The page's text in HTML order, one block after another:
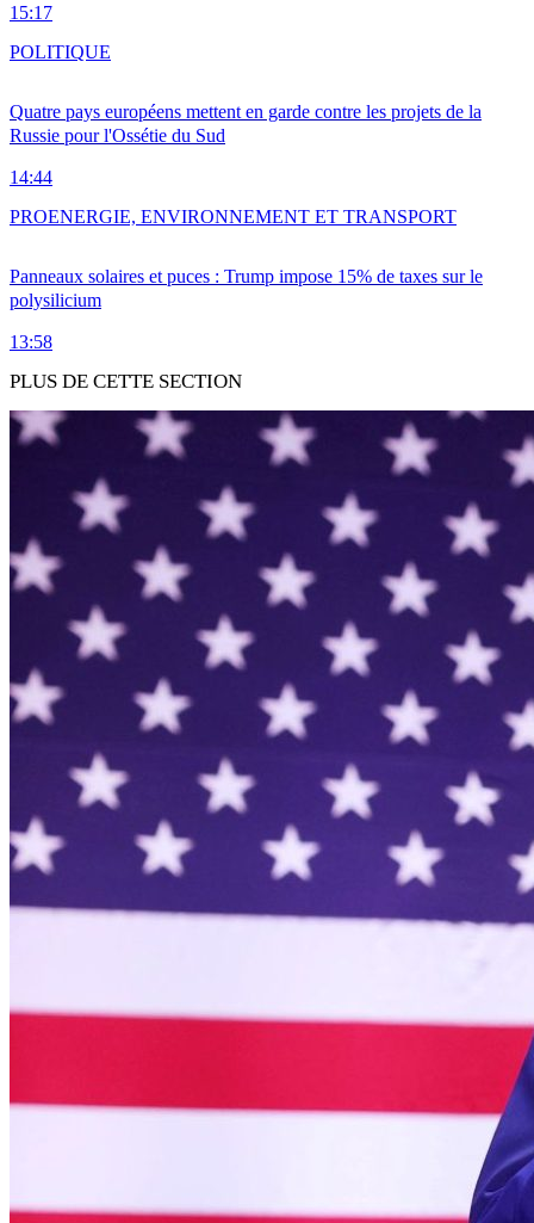
15:17
Quatre pays européens mettent en garde contre les projets de la
Russie pour l'Ossétie du Sud
14:44
POLITIQUE
Panneaux solaires et puces : Trump impose 15% de taxes sur le
polysilicium
13:58
PROENERGIE, ENVIRONNEMENT ET TRANSPORT
PLUS DE CETTE SECTION